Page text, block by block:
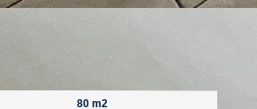
80 m2